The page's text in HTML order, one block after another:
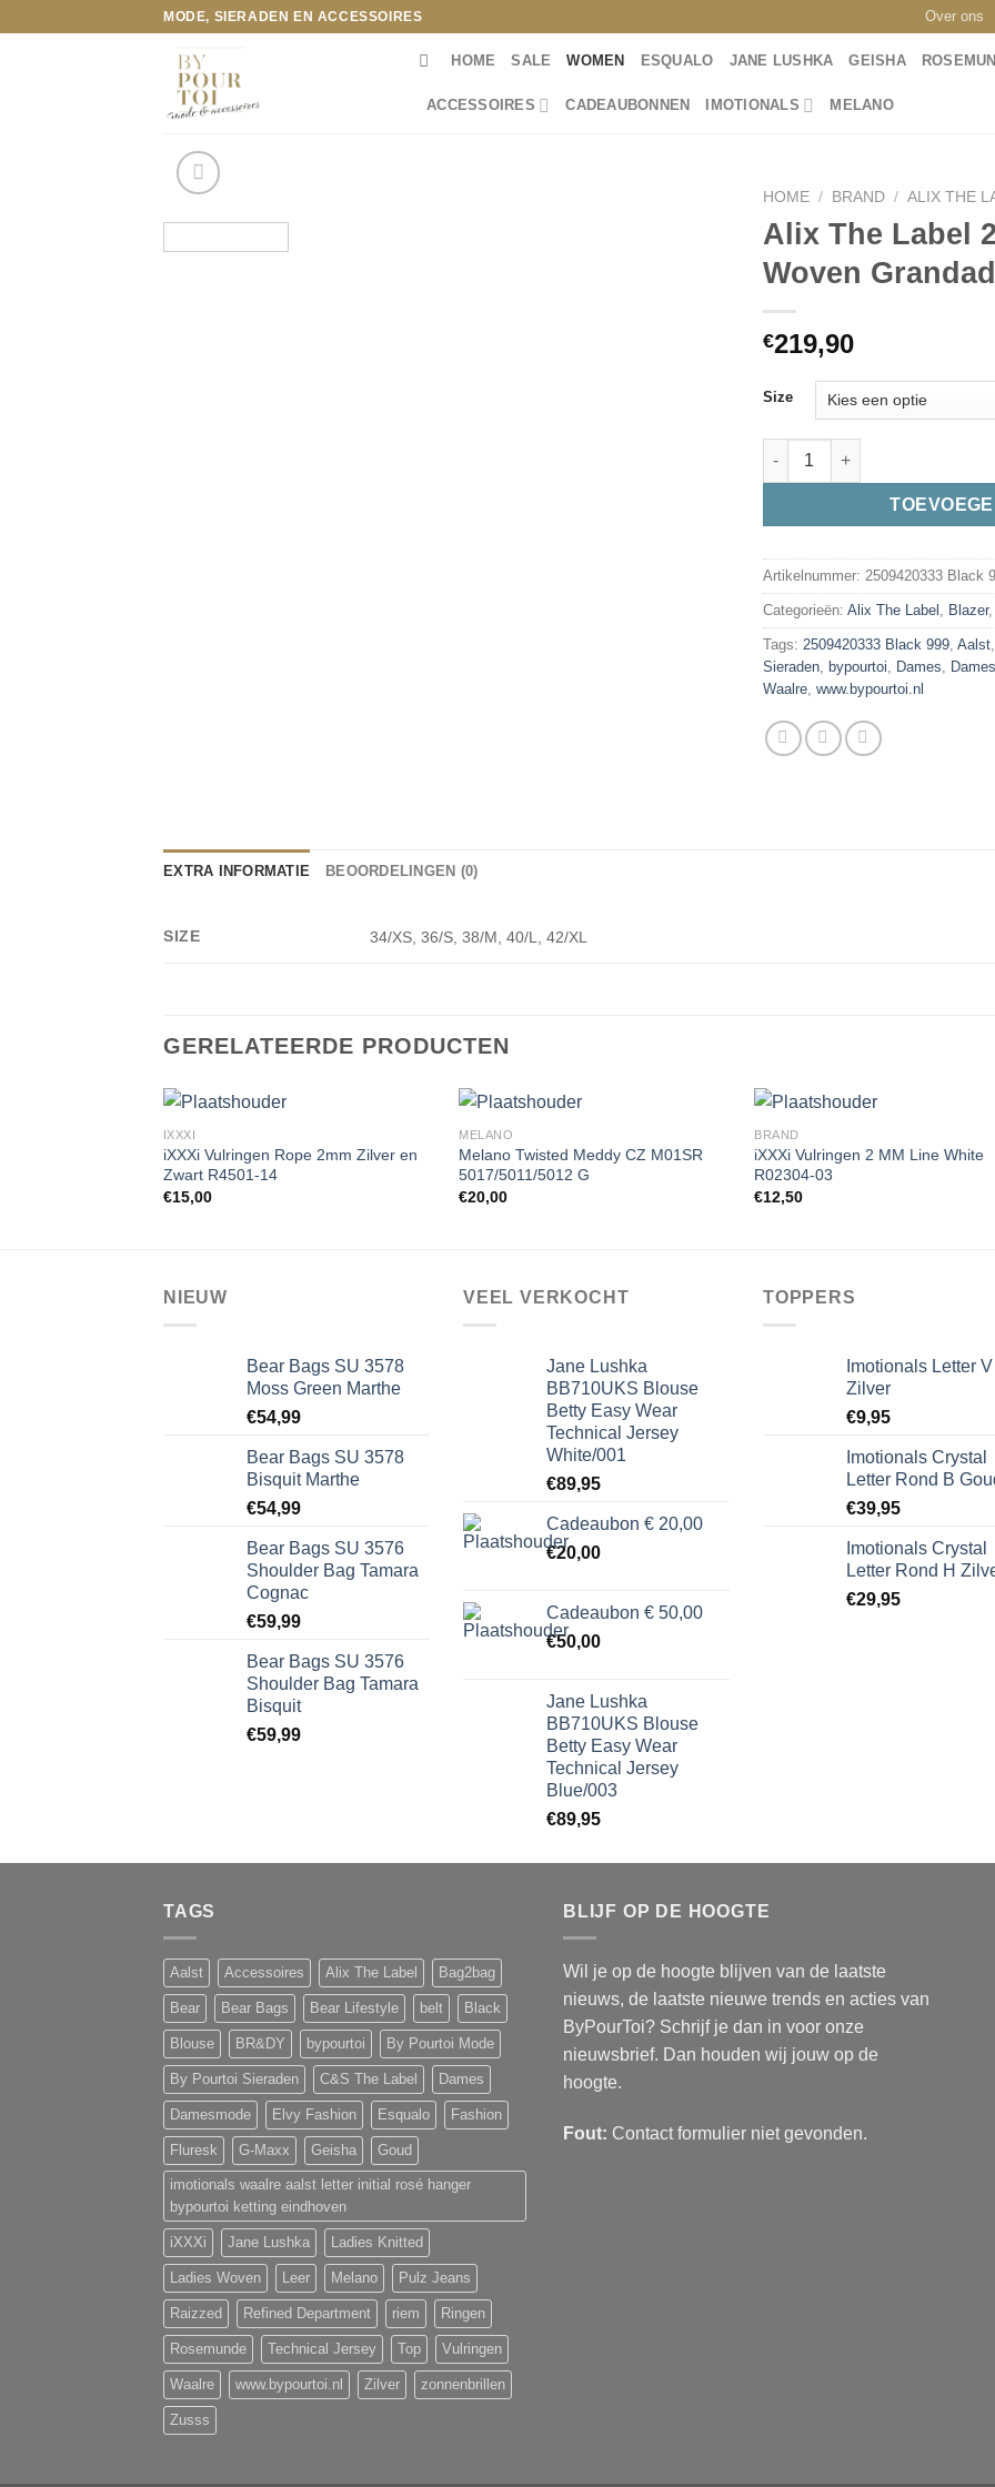
MODE, SIERADEN EN ACCESSOIRES Over ons
HOME SALE WOMEN ESQUALO JANE LUSHKA GEISHA
ACCESSOIRES CADEAUBONNEN IMOTIONALS MELANO
HOME / BRAND / ALIX THE
Alix The Label
Woven
€219,90
Size
Alix The Label 2509420333
Artikelnummer: 2509420333 Black
Categorieën: Alix The Label Blazer
Tags: 2509420333 Black 999 Aalst
Sieraden bypourtoi Dames
Waalre www.bypourtoi.nl
EXTRA INFORMATIE BEOORDELINGEN (0)
SIZE 34/XS, 36/S, 38/M, 40/L, 42/XL
GERELATEERDE PRODUCTEN
IXXXI
iXXXi Vulringen Rope 2mm Zilver en
Zwart R4501-14
€15,00
MELANO
Melano Twisted Meddy CZ M01SR
5017/5011/5012 G
€20,00
BRAND
iXXXi Vulringen 2 MM Line White
R02304-03
€12,50
NIEUW
Bear Bags SU 3578
Moss Green Marthe
€54,99
Bear Bags SU 3578
Bisquit Marthe
€54,99
Bear Bags SU 3576
Shoulder Bag Tamara
Cognac
€59,99
Bear Bags SU 3576
Shoulder Bag Tamara
Bisquit
€59,99
VEEL VERKOCHT
Jane Lushka
BB710UKS Blouse
Betty Easy Wear
Technical Jersey
White/001
€89,95
Cadeaubon € 20,00
€20,00
Cadeaubon € 50,00
€50,00
Jane Lushka
BB710UKS Blouse
Betty Easy Wear
Technical Jersey
Blue/003
€89,95
TOPPERS
Imotionals Letter V
Zilver
€9,95
Imotionals Crystal
Letter Rond B
€39,95
Imotionals Crystal
Letter Rond H
€29,95
TAGS
Aalst Accessoires Alix The Label Bag2bag
Bear Bear Bags Bear Lifestyle belt Black
Blouse BR&DY bypourtoi By Pourtoi Mode
By Pourtoi Sieraden C&S The Label Dames
Damesmode Elvy Fashion Esqualo Fashion
Fluresk G-Maxx Geisha Goud
imotionals waalre aalst letter initial rosé hanger
bypourtoi ketting eindhoven
iXXXi Jane Lushka Ladies Knitted
Ladies Woven Leer Melano Pulz Jeans
Raizzed Refined Department riem Ringen
Rosemunde Technical Jersey Top Vulringen
Waalre www.bypourtoi.nl Zilver zonnenbrillen
Zusss
BLIJF OP DE HOOGTE
Wil je op de hoogte blijven van de laatste
nieuws, de laatste nieuwe trends en acties van
ByPourToi? Schrijf je dan in voor onze
nieuwsbrief. Dan houden wij jouw op de
hoogte.
Fout: Contact formulier niet gevonden.